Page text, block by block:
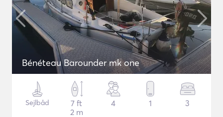
Bénéteau Barounder mk one
Sejlbåd
7 ft
2 m
4 1 3